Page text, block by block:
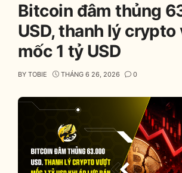
contentBitcoin đâm thủng
USD, thanh lý
mốc 1 tỷ USD
BY TOBIE THÁNG 6 26, 2026 0